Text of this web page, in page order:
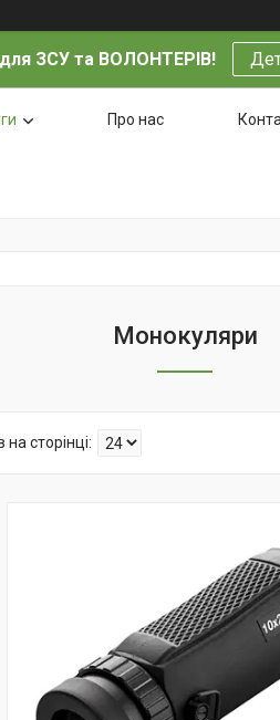
ЗСУ та ВОЛОНТЕРІВ!
Про нас
Монокуляри